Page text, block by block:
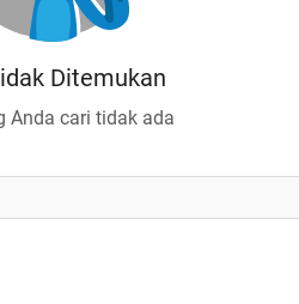
Ditemukan
Anda cari tidak ada